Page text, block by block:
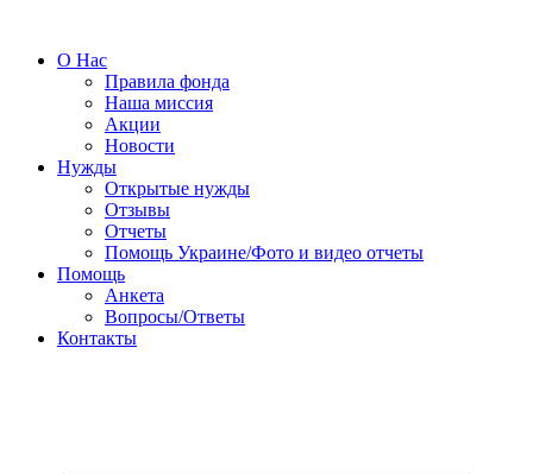
О Нас
Правила фонда
Наша миссия
Акции
Новости
Нужды
Открытые нужды
Отзывы
Отчеты
Помощь Украине/Фото и видео отчеты
Помощь
Анкета
Вопросы/Ответы
Контакты